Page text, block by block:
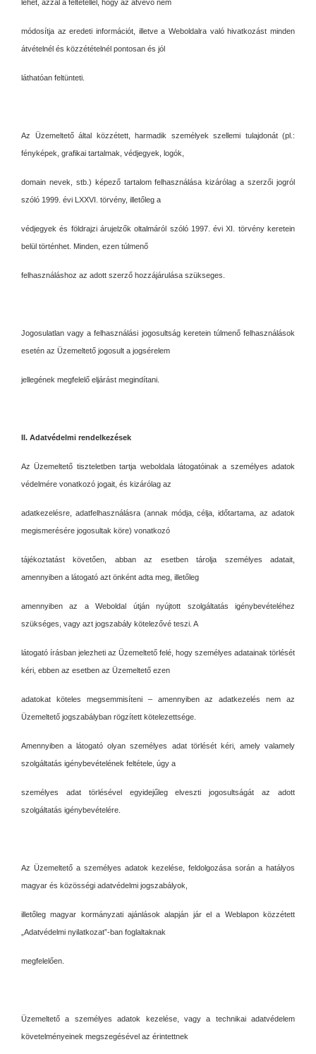
lehet, azzal a feltétellel, hogy az átvevő nem
módosítja az eredeti információt, illetve a Weboldalra való hivatkozást minden
átvételnél és közzétételnél pontosan és jól
láthatóan feltünteti.
Az Üzemeltető által közzétett, harmadik személyek szellemi tulajdonát (pl.:
fényképek, grafikai tartalmak, védjegyek, logók,
domain nevek, stb.) képező tartalom felhasználása kizárólag a szerzői jogról
szóló 1999. évi LXXVI. törvény, illetőleg a
védjegyek és földrajzi árujelzők oltalmáról szóló 1997. évi XI. törvény keretein
belül történhet. Minden, ezen túlmenő
felhasználáshoz az adott szerző hozzájárulása szükseges.
Jogosulatlan vagy a felhasználási jogosultság keretein túlmenő felhasználások
esetén az Üzemeltető jogosult a jogsérelem
jellegének megfelelő eljárást megindítani.
II. Adatvédelmi rendelkezések
Az Üzemeltető tiszteletben tartja weboldala látogatóinak a személyes adatok
védelmére vonatkozó jogait, és kizárólag az
adatkezelésre, adatfelhasználásra (annak módja, célja, időtartama, az adatok
megismerésére jogosultak köre) vonatkozó
tájékoztatást követően, abban az esetben tárolja személyes adatait,
amennyiben a látogató azt önként adta meg, illetőleg
amennyiben az a Weboldal útján nyújtott szolgáltatás igénybevételéhez
szükséges, vagy azt jogszabály kötelezővé teszi. A
látogató írásban jelezheti az Üzemeltető felé, hogy személyes adatainak törlését
kéri, ebben az esetben az Üzemeltető ezen
adatokat köteles megsemmisíteni – amennyiben az adatkezelés nem az
Üzemeltető jogszabályban rögzített kötelezettsége.
Amennyiben a látogató olyan személyes adat törlését kéri, amely valamely
szolgáltatás igénybevételének feltétele, úgy a
személyes adat törlésével egyidejűleg elveszti jogosultságát az adott
szolgáltatás igénybevételére.
Az Üzemeltető a személyes adatok kezelése, feldolgozása során a hatályos
magyar és közösségi adatvédelmi jogszabályok,
illetőleg magyar kormányzati ajánlások alapján jár el a Weblapon közzétett
„Adatvédelmi nyilatkozat”-ban foglaltaknak
megfelelően.
Üzemeltető a személyes adatok kezelése, vagy a technikai adatvédelem
követelményeinek megszegésével az érintettnek